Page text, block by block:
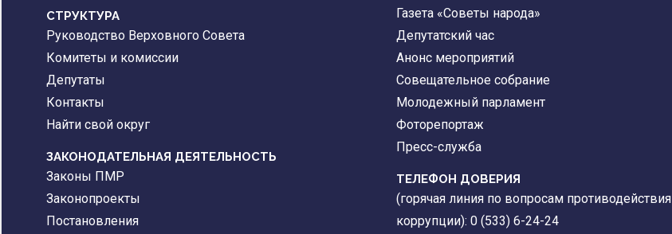
CТРУКТУРА
Руководство Верховного Совета
Комитеты и комиссии
Депутаты
Контакты
Найти свой округ
ЗАКОНОДАТЕЛЬНАЯ ДЕЯТЕЛЬНОСТЬ
Законы ПМР
Законопроекты
Постановления
Газета «Советы народа»
Депутатский час
Анонс мероприятий
Совещательное собрание
Молодежный парламент
Фоторепортаж
Пресс-служба
ТЕЛЕФОН ДОВЕРИЯ
(горячая линия по вопросам противодействия
коррупции): 0 (533) 6-24-24